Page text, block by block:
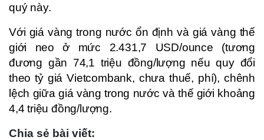
quý này.
Với giá vàng trong nước ổn định và giá vàng thế
giới neo ở mức 2.431,7 USD/ounce (tương
đương gần 74,1 triệu đồng/lượng nếu quy đổi
theo tỷ giá Vietcombank, chưa thuế, phí), chênh
lệch giữa giá vàng trong nước và thế giới khoảng
4,4 triệu đồng/lượng.
Chia sẻ bài viết: